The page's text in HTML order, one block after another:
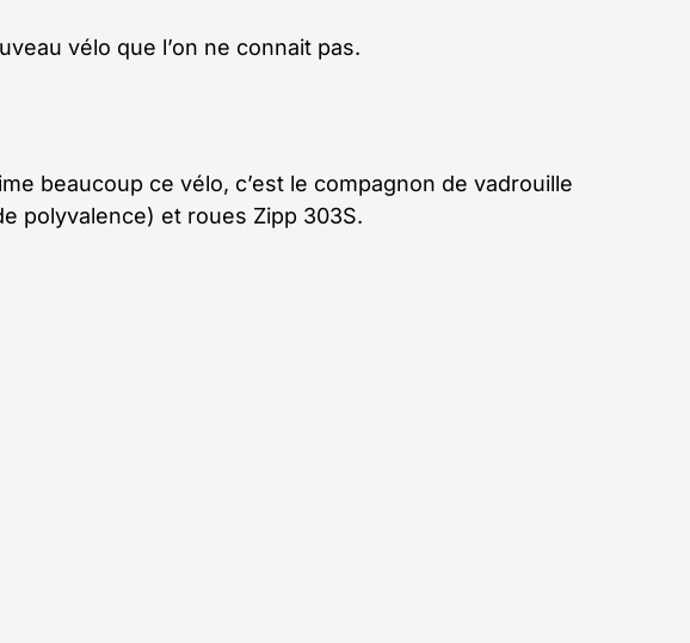
vélo que l’on ne connait pas.
beaucoup ce vélo, c’est le compagnon de vadrouille
polyvalence) et roues Zipp 303S.